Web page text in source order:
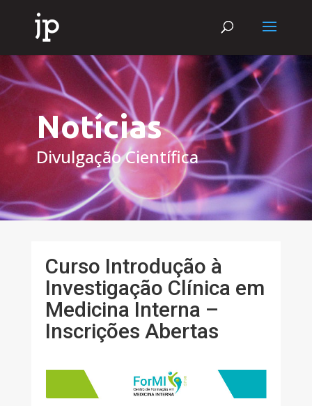
Notícias
Divulgação Científica
Curso Introdução à
Investigação Clínica em
Medicina Interna –
Inscrições Abertas